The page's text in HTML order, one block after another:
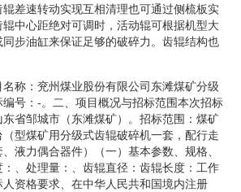
差速转动实现互相清理也可通过侧梳板实
中心距绝对可调时，活动辊可根据机型大
步油缸来保证足够的破碎力。齿辊结构也
称：兖州煤业股份有限公司东滩煤矿分级
号：-。二、项目概况与招标范围本次招标
省邹城市（东滩煤矿）。招标范围：煤矿
型煤矿用分级式齿辊破碎机一套，配行走
液力偶合器件）（一）基本参数、规格、
：、处理量：、齿辊直径：齿辊长度：工作
资格要求、在中华人民共和国境内注册